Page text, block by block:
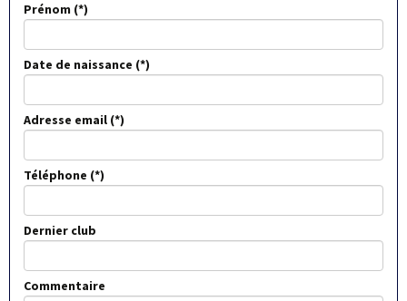
Prénom
Date de naissance
Adresse email
Téléphone
Dernier club
Commentaire